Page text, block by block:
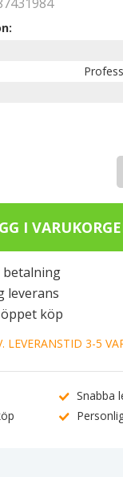
betalning
leverans
köp
LEVERANSTID 3-5
Snabba